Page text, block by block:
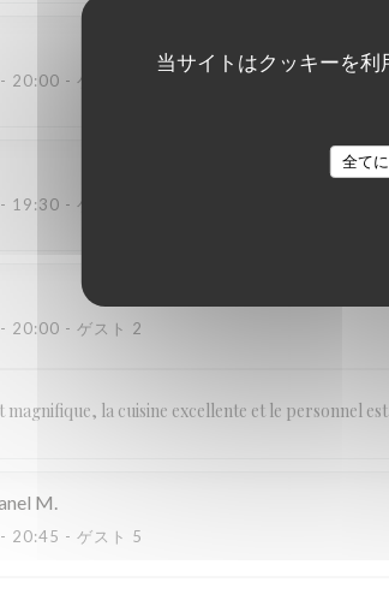
当サイトはクッキーを
全て
- 20:00 - ゲスト 6
- 19:30 - ゲスト 2
- 20:00 - ゲスト 2
magnifique, la cuisine excellente et le personnel
M
- 20:45 - ゲスト 5